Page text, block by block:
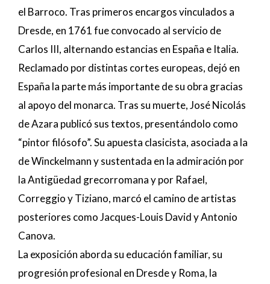
el Barroco. Tras primeros encargos vinculados a
Dresde, en 1761 fue convocado al servicio de
Carlos III, alternando estancias en España e Italia.
Reclamado por distintas cortes europeas, dejó en
España la parte más importante de su obra gracias
al apoyo del monarca. Tras su muerte, José Nicolás
de Azara publicó sus textos, presentándolo como
“pintor filósofo”. Su apuesta clasicista, asociada a la
de Winckelmann y sustentada en la admiración por
la Antigüedad grecorromana y por Rafael,
Correggio y Tiziano, marcó el camino de artistas
posteriores como Jacques-Louis David y Antonio
Canova.
La exposición aborda su educación familiar, su
progresión profesional en Dresde y Roma, la